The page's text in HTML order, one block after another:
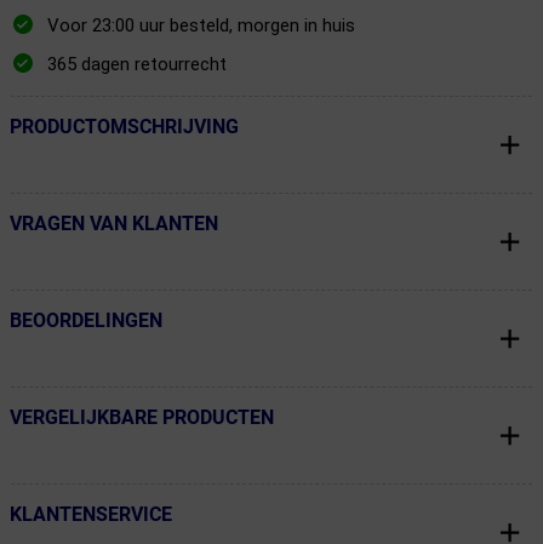
Voor 23:00 uur besteld, morgen in huis
365 dagen retourrecht
← Terug naar productnavigatie
PRODUCTOMSCHRIJVING
← Terug naar productnavigatie
VRAGEN VAN KLANTEN
← Terug naar productnavigatie
BEOORDELINGEN
← Terug naar productnavigatie
VERGELIJKBARE PRODUCTEN
← Terug naar productnavigatie
KLANTENSERVICE